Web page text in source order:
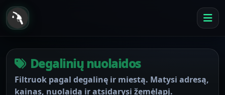
Degalinių nuolaidos
Filtruok pagal degalinę ir miestą. Matysi adresą,
kainas, nuolaidą ir atsidarysi žemėlapį.